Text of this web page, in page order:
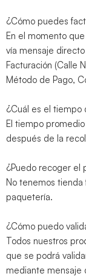
¿Cómo puedes
En el momento
vía mensaje
Facturación (Calle
Método de Pago,
¿Cuál es el tiempo
El tiempo
después de la
¿Puedo recoger el
No tenemos
paquetería.
¿Cómo puedo
Todos nuestros
que se podrá
mediante mensaje